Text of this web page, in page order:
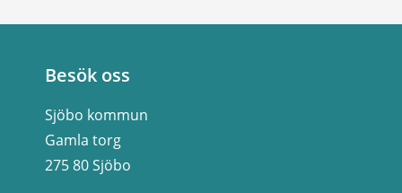
Besök oss
Sjöbo kommun
Gamla torg
275 80 Sjöbo